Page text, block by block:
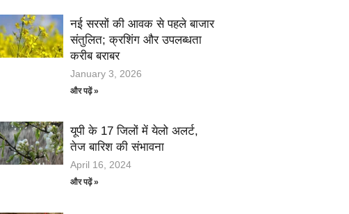
नई सरसों की आवक से पहले बाजार
संतुलित; क्रशिंग और उपलब्धता
करीब बराबर
January 3, 2026
और पढ़ें »
यूपी के 17 जिलों में येलो अलर्ट,
तेज बारिश की संभावना
April 16, 2024
और पढ़ें »